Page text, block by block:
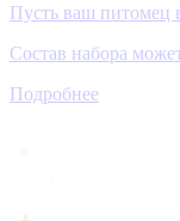
Пусть ваш питомец
Состав набора
Подробнее